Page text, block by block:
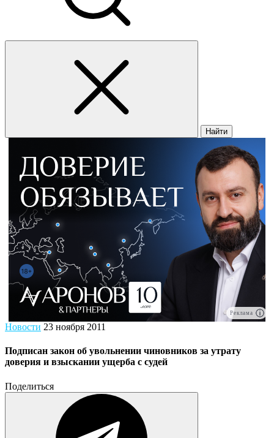
Найти
Реклама
Новости 23 ноября 2011
Подписан закон об увольнении чиновников за утрату
доверия и взыскании ущерба с судей
Поделиться